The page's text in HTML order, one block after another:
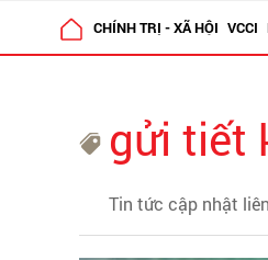
CHÍNH TRỊ - XÃ HỘI VCCI
gửi tiết
Tin tức cập nhật